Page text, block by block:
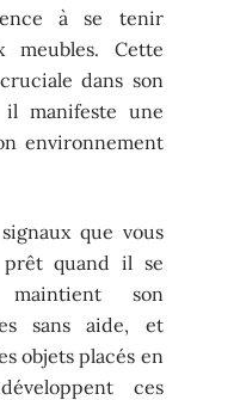
à se tenir
meubles. Cette
dans son
il manifeste une
environnement
que vous
quand il se
maintient son
sans aide, et
objets placés en
ces